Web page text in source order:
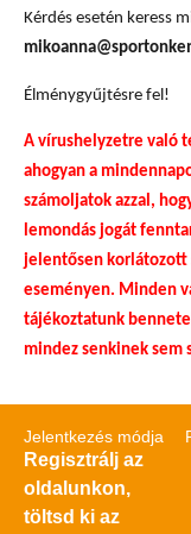
Kérdés esetén keress
Élménygyűjtésre fel!
A vírushelyzetre való
ahogyan a
számoljatok azzal,
lemondás jogát
jelentősen korlátozott
eseményen. Minden
tájékoztatunk
mindez senkinek sem
Jelentkezés módja
Regisztrálj az
oldalunkon,
töltsd ki az